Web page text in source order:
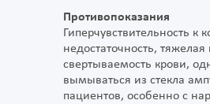
Противопоказания
Гиперчувствительность к
недостаточность,
свертываемость крови,
вымываться из стекла
пациентов, особенно с